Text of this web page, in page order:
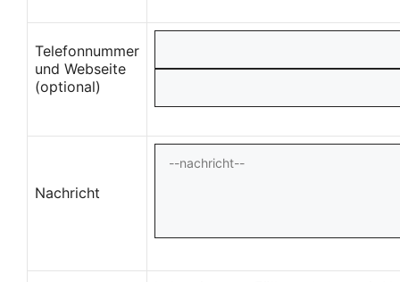
Telefonnummer
und Webseite
(optional)
Nachricht